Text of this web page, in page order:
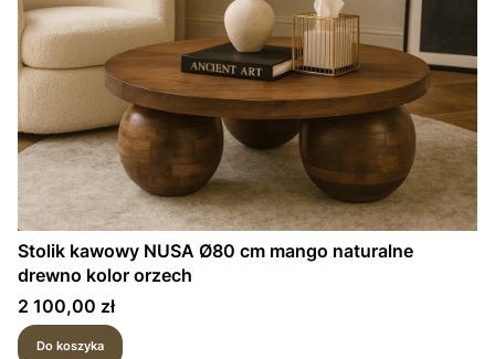
Stolik kawowy NUSA Ø80 cm mango naturalne
drewno kolor orzech
Cena
2 100,00 zł
Do koszyka